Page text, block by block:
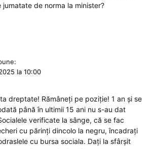
de norma la minister?
la 10:00
dreptate! Rămâneți pe poziție! 1 an și se
până în ultimii 15 ani nu s-au dat
verificate la sânge, că se fac
cu părinți dincolo la negru, încadrați
cu bursa sociala. Dați la sfârșit